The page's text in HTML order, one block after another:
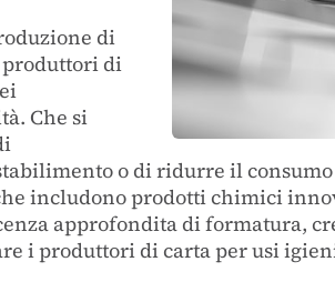
di
produttori di
Che si
o di ridurre il consumo
includono prodotti chimici
approfondita di formatura,
i produttori di carta per usi